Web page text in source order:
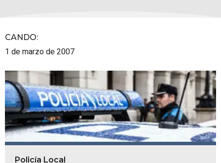
CANDO:
1 de marzo de 2007
Policía Local